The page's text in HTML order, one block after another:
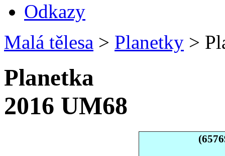
Odkazy
Malá tělesa > Planetky >
Planetka
2016 UM68